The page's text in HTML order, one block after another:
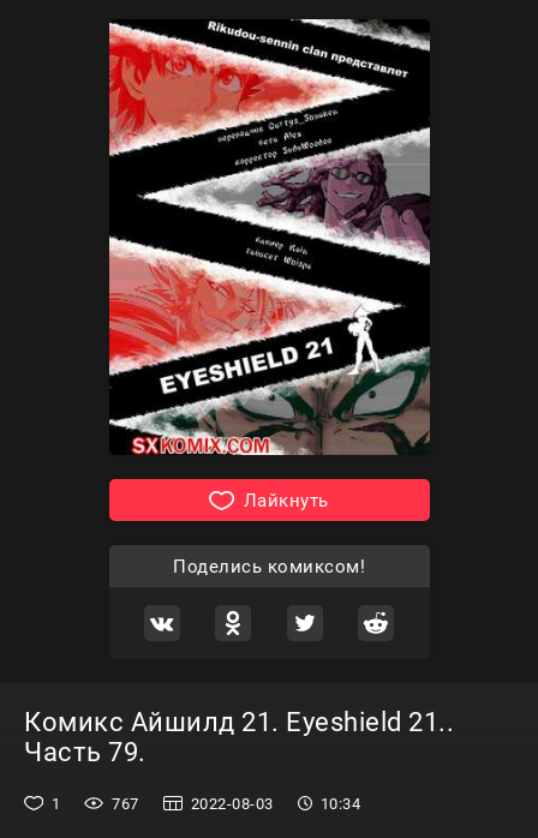
Лайкнуть
Поделись комиксом!
Комикс Айшилд 21. Eyeshield 21..
Часть 79.
1 767 2022-08-03 10:34